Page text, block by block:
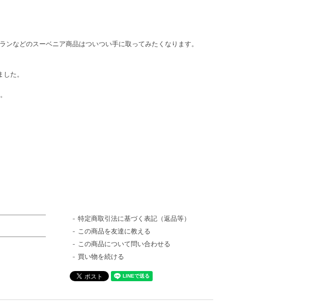
などのスーベニア商品はついつい手に取ってみたくなります。
た。
特定商取引法に基づく表記（返品等）
この商品を友達に教える
この商品について問い合わせる
買い物を続ける